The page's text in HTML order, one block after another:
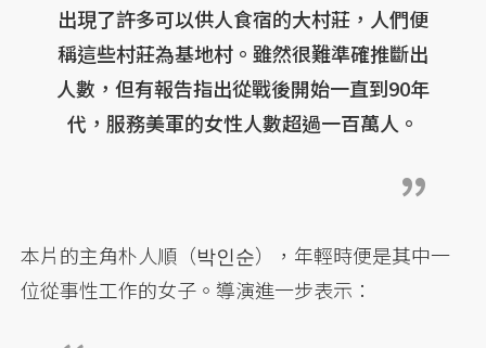
出現了許多可以供人食宿的大村莊，人們便
稱這些村莊為基地村。雖然很難準確推斷出
人數，但有報告指出從戰後開始一直到90年
代，服務美軍的女性人數超過一百萬人。
本片的主角朴人順（박인순），年輕時便是其中一
位從事性工作的女子。導演進一步表示：